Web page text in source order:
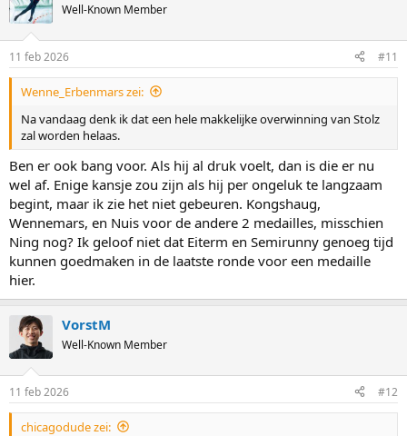
Well-Known Member
11 feb 2026 #11
Wenne_Erbenmars zei:
Na vandaag denk ik dat een hele makkelijke overwinning van Stolz
zal worden helaas.
Ben er ook bang voor. Als hij al druk voelt, dan is die er nu
wel af. Enige kansje zou zijn als hij per ongeluk te langzaam
begint, maar ik zie het niet gebeuren. Kongshaug,
Wennemars, en Nuis voor de andere 2 medailles, misschien
Ning nog? Ik geloof niet dat Eiterm en Semirunny genoeg tijd
kunnen goedmaken in de laatste ronde voor een medaille
hier.
VorstM
Well-Known Member
11 feb 2026 #12
chicagodude zei: